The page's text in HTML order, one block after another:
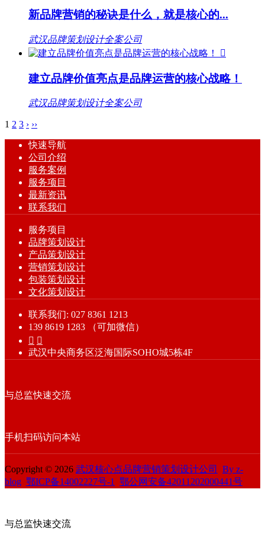
新品牌营销的秘诀是什么，就是核心的...
武汉品牌策划设计全案公司

建立品牌价值亮点是品牌运营的核心战略！
武汉品牌策划设计全案公司
1 2 3 › ››
快速导航
公司介绍
服务案例
服务项目
最新资讯
联系我们
服务项目
品牌策划设计
产品策划设计
营销策划设计
包装策划设计
文化策划设计
联系我们: 027 8361 1213
139 8619 1283 （可加微信）
 
武汉中央商务区泛海国际SOHO城5栋4F
与总监快速交流
手机扫码访问本站
Copyright © 2026 武汉核心点品牌营销策划设计公司
By z-
blog 鄂ICP备14002227号-1 鄂公网安备42011202000441号
与总监快速交流